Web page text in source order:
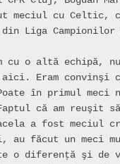
meciul cu
Liga Campionilor
cu o altă echipă,
aici. Eram
în primul
că am reuşit
acela a fost
au făcut un meci
o diferenţă şi de